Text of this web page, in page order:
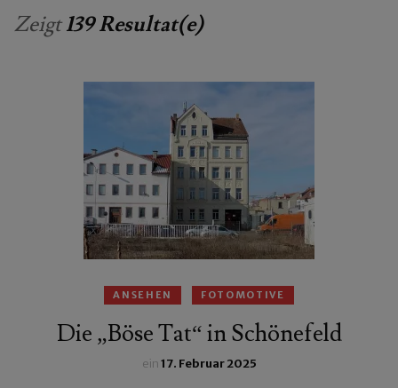
Zeigt139 Resultat(e)
ANSEHEN FOTOMOTIVE
Die „Böse Tat“ in Schönefeld
ein17. Februar 2025